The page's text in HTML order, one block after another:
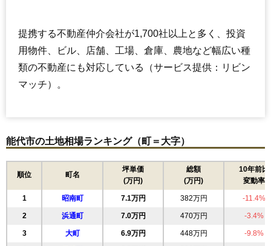
提携する不動産仲介会社が1,700社以上と多く、投資
用物件、ビル、店舗、工場、倉庫、農地など幅広い種
類の不動産にも対応している（サービス提供：リビン
マッチ）。
能代市の土地相場ランキング（町＝大字）
順位 町名
坪単価
(万円)
総額
(万円)
10年前比
変動率
1 昭南町 7.1万円 382万円 -11.4%
2 浜通町 7.0万円 470万円 -3.4%
3 大町 6.9万円 448万円 -9.8%